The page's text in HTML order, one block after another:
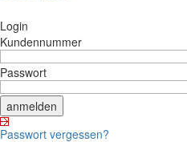
Login
Kundennummer
Passwort
Passwort vergessen?